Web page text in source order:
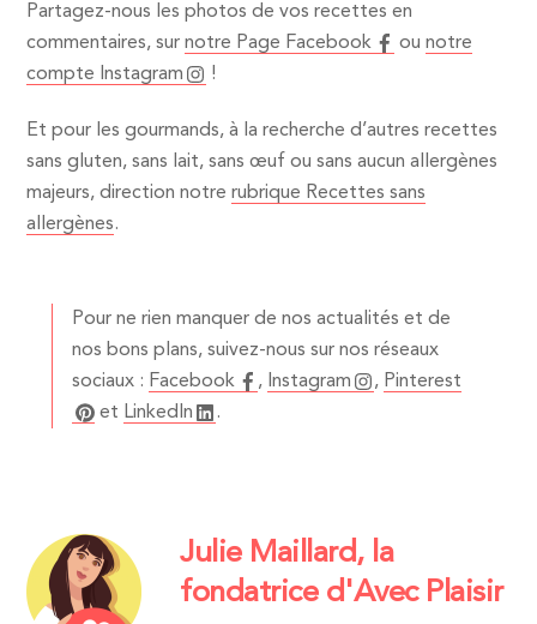
Partagez-nous les photos de vos recettes en
commentaires, surnotre Page Facebook ounotre
compte Instagram
!
Et pour les gourmands, à la recherche d’autres recettes
sans gluten, sans lait, sans œuf ou sans aucun allergènes
majeurs, direction notrerubrique Recettes sans
allergènes.
Pour ne rien manquer de nos actualités et de
nos bons plans, suivez-nous sur nos réseaux
sociaux : Facebook , Instagram , Pinterest
et LinkedIn .
Julie Maillard, la
fondatrice d'Avec Plaisir